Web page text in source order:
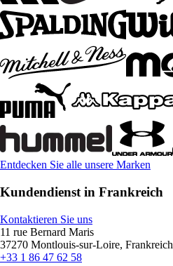
Entdecken Sie alle unsere Marken
Kundendienst in Frankreich
Kontaktieren Sie uns
11 rue Bernard Maris
37270 Montlouis-sur-Loire, Frankreich
+33 1 86 47 62 58